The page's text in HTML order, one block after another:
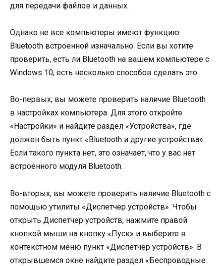
для передачи файлов и данных.
Однако не все компьютеры имеют функцию
Bluetooth встроенной изначально. Если вы хотите
проверить, есть ли Bluetooth на вашем компьютере с
Windows 10, есть несколько способов сделать это.
Во-первых, вы можете проверить наличие Bluetooth
в настройках компьютера. Для этого откройте
«Настройки» и найдите раздел «Устройства», где
должен быть пункт «Bluetooth и другие устройства».
Если такого пункта нет, это означает, что у вас нет
встроенного модуля Bluetooth.
Во-вторых, вы можете проверить наличие Bluetooth с
помощью утилиты «Диспетчер устройств». Чтобы
открыть Диспетчер устройств, нажмите правой
кнопкой мыши на кнопку «Пуск» и выберите в
контекстном меню пункт «Диспетчер устройств». В
открывшемся окне найдите раздел «Беспроводные